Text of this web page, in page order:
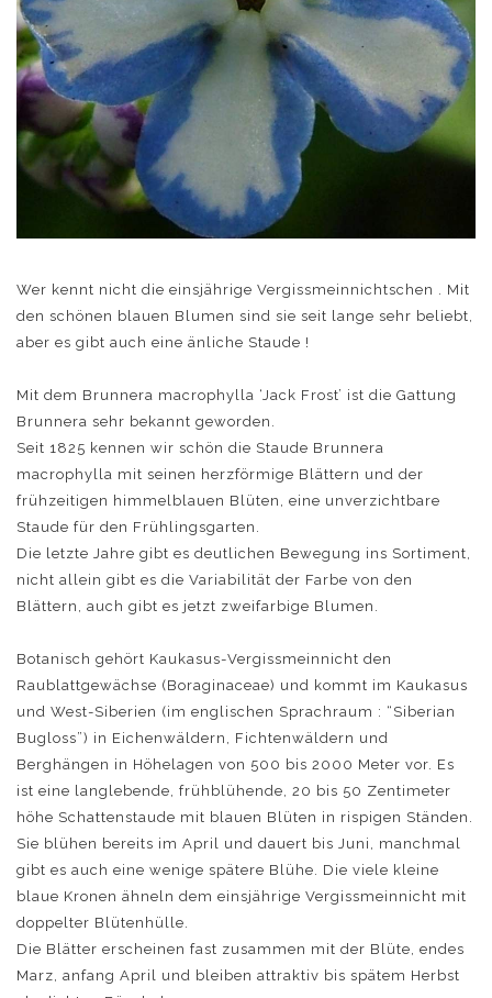
Wer kennt nicht die einsjährige Vergissmeinnichtschen . Mit
den schönen blauen Blumen sind sie seit lange sehr beliebt,
aber es gibt auch eine änliche Staude !
Mit dem Brunnera macrophylla ‘Jack Frost’ ist die Gattung
Brunnera sehr bekannt geworden.
Seit 1825 kennen wir schön die Staude Brunnera
macrophylla mit seinen herzförmige Blättern und der
frühzeitigen himmelblauen Blüten, eine unverzichtbare
Staude für den Frühlingsgarten.
Die letzte Jahre gibt es deutlichen Bewegung ins Sortiment,
nicht allein gibt es die Variabilität der Farbe von den
Blättern, auch gibt es jetzt zweifarbige Blumen.
Botanisch gehört Kaukasus-Vergissmeinnicht den
Raublattgewächse (Boraginaceae) und kommt im Kaukasus
und West-Siberien (im englischen Sprachraum : “Siberian
Bugloss”) in Eichenwäldern, Fichtenwäldern und
Berghängen in Höhelagen von 500 bis 2000 Meter vor. Es
ist eine langlebende, frühblühende, 20 bis 50 Zentimeter
höhe Schattenstaude mit blauen Blüten in rispigen Ständen.
Sie blühen bereits im April und dauert bis Juni, manchmal
gibt es auch eine wenige spätere Blühe. Die viele kleine
blaue Kronen ähneln dem einsjährige Vergissmeinnicht mit
doppelter Blütenhülle.
Die Blätter erscheinen fast zusammen mit der Blüte, endes
Marz, anfang April und bleiben attraktiv bis spätem Herbst